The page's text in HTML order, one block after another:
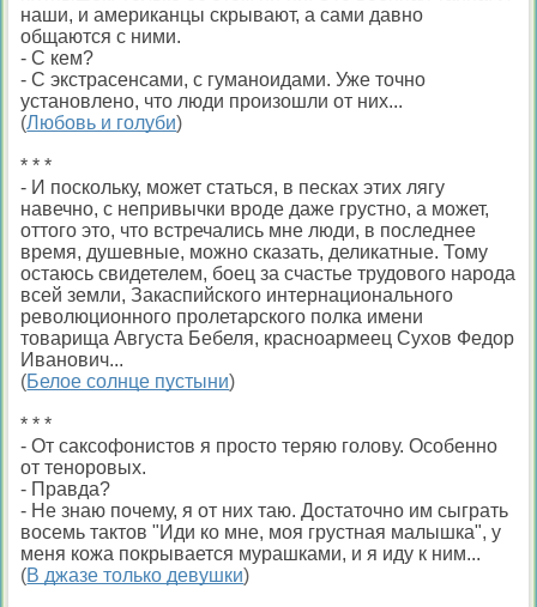
наши, и американцы скрывают, а сами давно
общаются с ними.
- С кем?
- С экстрасенсами, с гуманоидами. Уже точно
установлено, что люди произошли от них...
(Любовь и голуби)
* * *
- И поскольку, может статься, в песках этих лягу
навечно, с непривычки вроде даже грустно, а может,
оттого это, что встречались мне люди, в последнее
время, душевные, можно сказать, деликатные. Тому
остаюсь свидетелем, боец за счастье трудового народа
всей земли, Закаспийского интернационального
революционного пролетарского полка имени
товарища Августа Бебеля, красноармеец Сухов Федор
Иванович...
(Белое солнце пустыни)
* * *
- От саксофонистов я просто теряю голову. Особенно
от теноровых.
- Правда?
- Не знаю почему, я от них таю. Достаточно им сыграть
восемь тактов "Иди ко мне, моя грустная малышка", у
меня кожа покрывается мурашками, и я иду к ним...
(В джазе только девушки)